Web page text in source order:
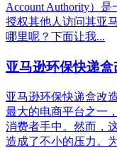
Account Authority）
授权其他人访问其亚
哪里呢？下面让我...
亚马逊环保快递盒
亚马逊环保快递盒改
最大的电商平台之一
消费者手中。然而，
造成了不小的压力。